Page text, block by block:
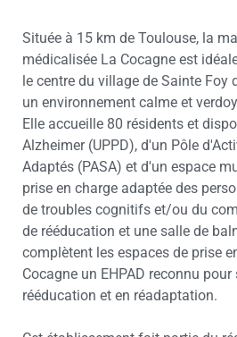
Située à 15 km de Toulouse, la
médicalisée La Cocagne est
le centre du village de Sainte Foy
un environnement calme et
Elle accueille 80 résidents et
Alzheimer (UPPD), d'un Pôle
Adaptés (PASA) et d'un espace
prise en charge adaptée des
de troubles cognitifs et/ou du
de rééducation et une salle de
complètent les espaces de prise
Cocagne un EHPAD reconnu
rééducation et en réadaptation.